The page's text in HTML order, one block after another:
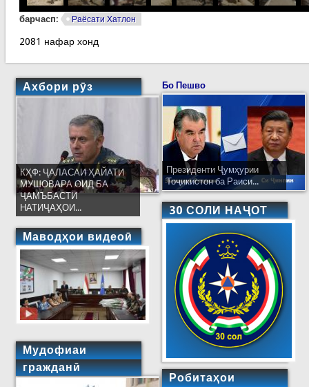
барчасп: Раёсати Хатлон
2081 нафар хонд
Ахбори рӯз
КҲФ: ҶАЛАСАИ ҲАЙАТИ
МУШОВАРА ОИД БА
ҶАМЪБАСТИ
НАТИҶАҲОИ...
Маводҳои видеоӣ
Мудофиаи
гражданӣ
Бо Пешво
Президенти Ҷумҳурии
Тоҷикистон ба Раиси...
30 СОЛИ НАҶОТ
Робитаҳои